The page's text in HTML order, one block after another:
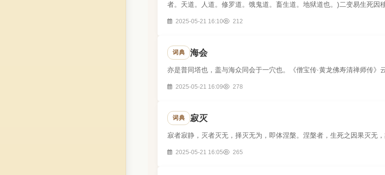
者。天道。人道。修罗道。饿鬼道。畜生道。地狱道也。)二变易生死因
2025-05-21 16:10 212
词典 海会
亦是普同塔也，盖与海众同会于一穴也。《僧宝传·黄龙佛寿清禅师传》
2025-05-21 16:09 278
词典 寂灭
寂者寂静，灭者灭无，择灭无为，即体涅槃。涅槃者，生死之因果灭无
2025-05-21 16:05 265